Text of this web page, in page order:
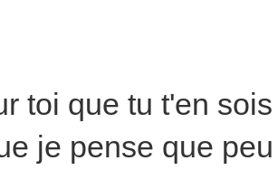
toi que tu t'en
je pense que